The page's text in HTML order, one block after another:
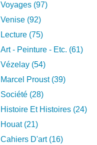
Voyages (97)
Venise (92)
Lecture (75)
Art - Peinture - Etc. (61)
Vézelay (54)
Marcel Proust (39)
Société (28)
Histoire Et Histoires (24)
Houat (21)
Cahiers D'art (16)